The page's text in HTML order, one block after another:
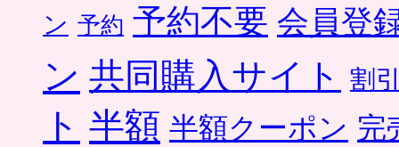
ン 予約 予約不要 会員登
ン 共同購入サイト 割
ト 半額 半額クーポン 完